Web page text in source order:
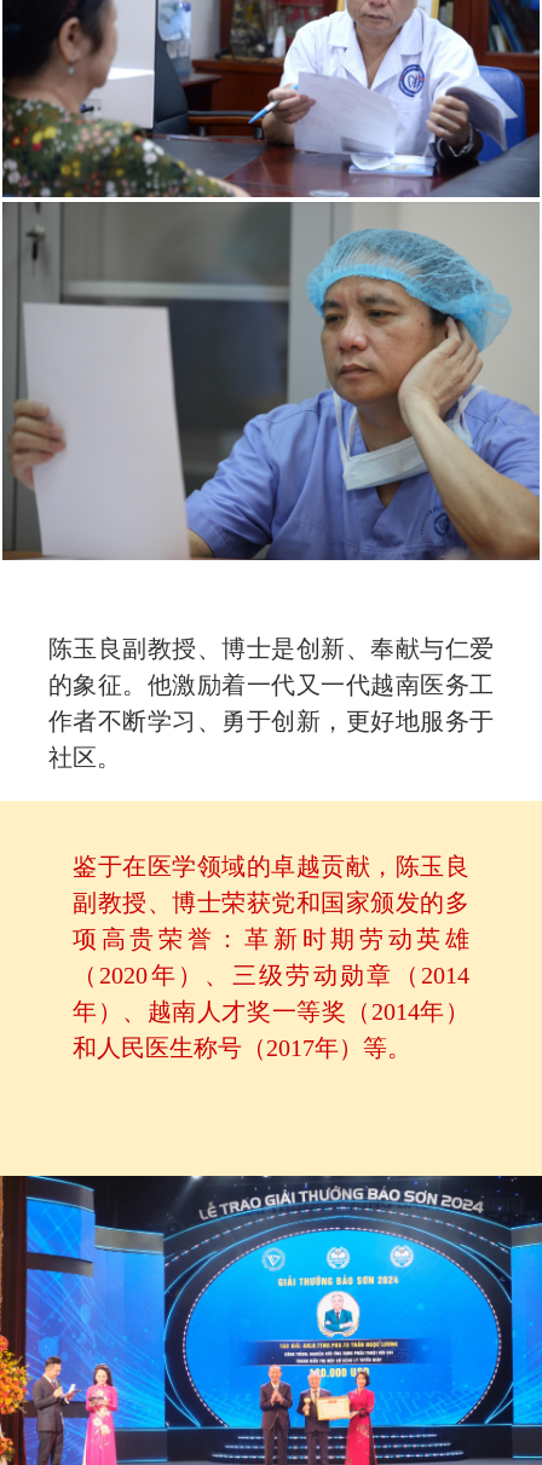
陈玉良副教授、博士是创新、奉献与仁爱
的象征。他激励着一代又一代越南医务工
作者不断学习、勇于创新，更好地服务于
社区。
鉴于在医学领域的卓越贡献，陈玉良
副教授、博士荣获党和国家颁发的多
项高贵荣誉：革新时期劳动英雄
（2020年）、三级劳动勋章（2014
年）、越南人才奖一等奖（2014年）
和人民医生称号（2017年）等。